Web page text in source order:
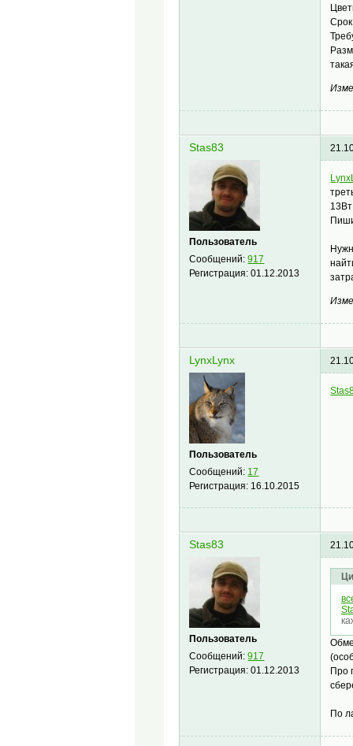
Stas83
Пользователь
Сообщений:917
Регистрация:01.12.2013
LynxLynx
Пользователь
Сообщений: 17
Регистрация: 16.10.2015
Stas83
Пользователь
Сообщений:917
Регистрация:01.12.2013
Про
По